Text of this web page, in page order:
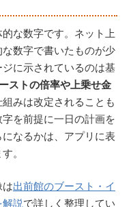
な数字です。ネット上
数字で書いたものが少
に示されているのは基
ストの倍率や上乗せ金
みは改定されることも
を前提に一日の計画を
なるかは、アプリに表
。
は出前館のブースト・イ
説で詳しく整理してい